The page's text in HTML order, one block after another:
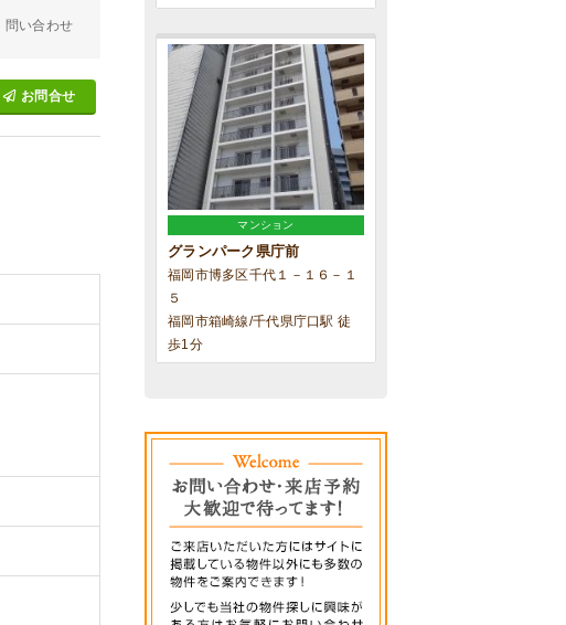
問い合わせ
お問合せ
マンション
グランパーク県庁前
福岡市博多区千代１－１６－１
５
福岡市箱崎線/千代県庁口駅 徒
歩1分